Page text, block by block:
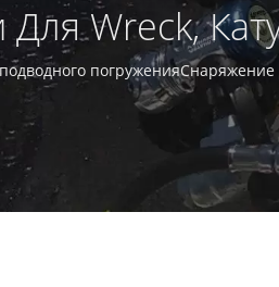
Для Wreck,
|